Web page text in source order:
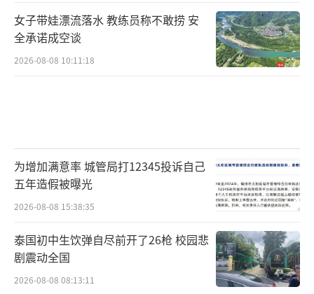
女子带娃漂流落水 教练员称不敢捞 安
全承诺成空谈
2026-08-08 10:11:18
为增加满意率 城管局打12345投诉自己
五年造假被曝光
2026-08-08 15:38:35
泰国初中生饮弹自尽前开了26枪 校园悲
剧震动全国
2026-08-08 08:13:11